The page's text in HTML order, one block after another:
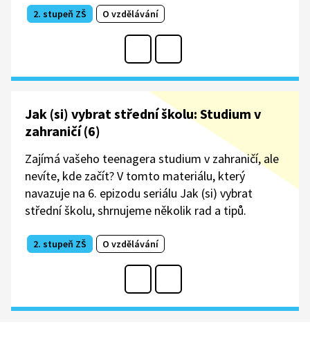
2. stupeň ZŠ O vzdělávání
Jak (si) vybrat střední školu: Studium v
zahraničí (6)
Zajímá vašeho teenagera studium v zahraničí, ale
nevíte, kde začít? V tomto materiálu, který
navazuje na 6. epizodu seriálu Jak (si) vybrat
střední školu, shrnujeme několik rad a tipů.
2. stupeň ZŠ O vzdělávání